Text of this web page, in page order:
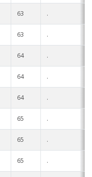
63 .
63 .
64 .
64 .
64 .
65 .
65 .
65 .